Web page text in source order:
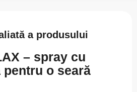
a produsului
– spray cu
pentru o seară